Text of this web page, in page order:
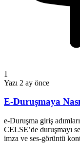
1
Yazı 2 ay önce
E-Duruşmaya
e-Duruşma giriş
CELSE’de duruşmayı
imza ve ses-görüntü